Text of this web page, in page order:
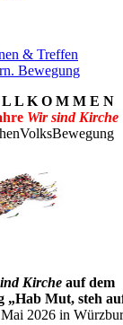
& Treffen
Bewegung
L K O M M E N
Wir sind Kirche
Kirche auf dem
„Hab Mut, steh
2026 in